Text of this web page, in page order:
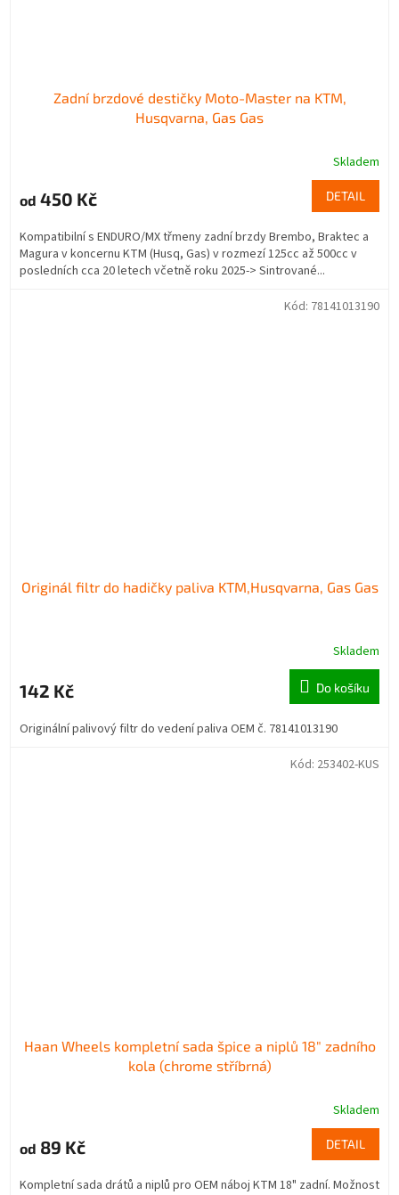
Zadní brzdové destičky Moto-Master na KTM,
Husqvarna, Gas Gas
Skladem
od 450 Kč DETAIL
Kompatibilní s ENDURO/MX třmeny zadní brzdy Brembo, Braktec a
Magura v koncernu KTM (Husq, Gas) v rozmezí 125cc až 500cc v
posledních cca 20 letech včetně roku 2025-> Sintrované...
Originál filtr do hadičky paliva KTM,Husqvarna, Gas Gas
Skladem
142 Kč Do košíku
Originální palivový filtr do vedení paliva OEM č. 78141013190
Kód: 78141013190
Haan Wheels kompletní sada špice a niplů 18" zadního
kola (chrome stříbrná)
Skladem
od 89 Kč DETAIL
Kompletní sada drátů a niplů pro OEM náboj KTM 18" zadní. Možnost
Kód: 253402-KUS